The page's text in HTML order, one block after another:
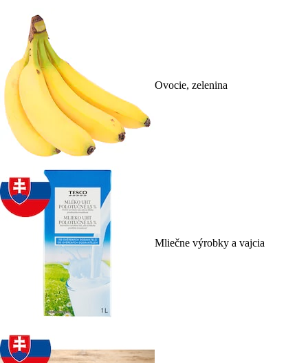
Ovocie, zelenina
Mliečne výrobky a vajcia